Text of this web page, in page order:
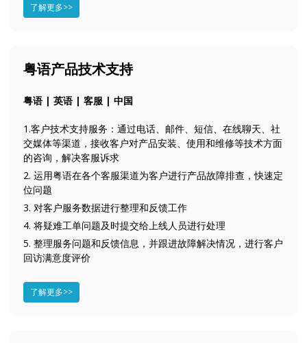
了解更多>>
粤语产品技术支持
粤语 | 英语 | 客服 | 中国
1.客户技术支持服务：通过电话、邮件、短信、在线聊天、社
交媒体等渠道，接收客户对产品安装、使用和维修等技术方面
的咨询，解决客服诉求
2. 运用粤语在各个客服渠道为客户进行产品故障排查，快速定
位问题
3. 对客户服务数据进行整理和反馈工作
4. 将疑难工单问题及时提交给上线人员进行处理
5. 整理服务问题和反馈信息，并跟进故障解决情况，进行客户
回访满意度评价
了解更多>>